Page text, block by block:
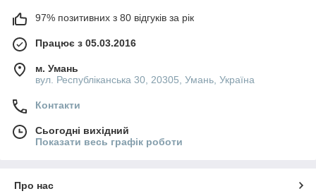
97% позитивних з 80 відгуків за рік
Працює з 05.03.2016
м. Умань
вул. Республіканська 30, 20305, Умань, Україна
Контакти
Сьогодні вихідний
Показати весь графік роботи
Про нас